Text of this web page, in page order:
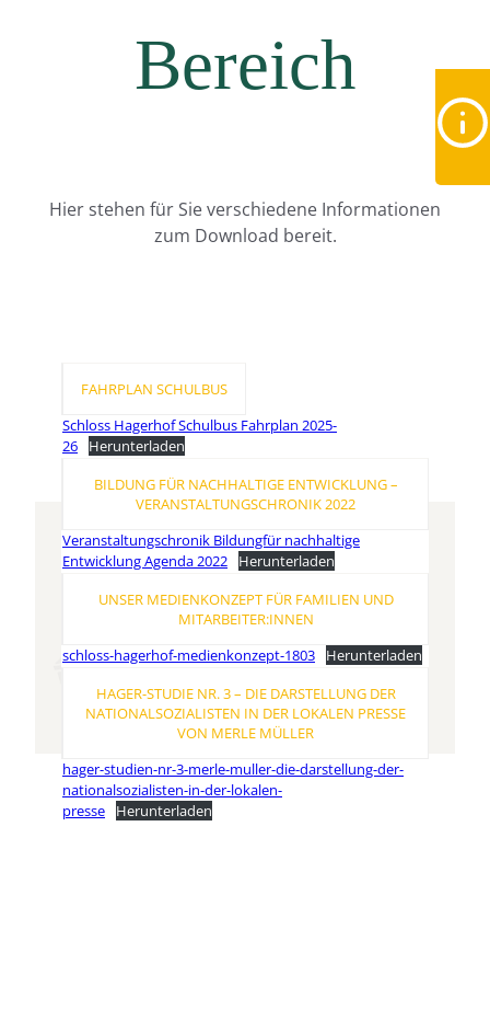
Bereich
Hier stehen für Sie verschiedene Informationen
zum Download bereit.
FAHRPLAN SCHULBUS
Schloss Hagerhof Schulbus Fahrplan 2025-
26
Herunterladen
BILDUNG FÜR NACHHALTIGE ENTWICKLUNG –
VERANSTALTUNGSCHRONIK 2022
Veranstaltungschronik Bildungfür nachhaltige
Entwicklung Agenda 2022
Herunterladen
UNSER MEDIENKONZEPT FÜR FAMILIEN UND
MITARBEITER:INNEN
schloss-hagerhof-medienkonzept-1803
Herunterladen
HAGER-STUDIE NR. 3 – DIE DARSTELLUNG DER
NATIONALSOZIALISTEN IN DER LOKALEN PRESSE
VON MERLE MÜLLER
hager-studien-nr-3-merle-muller-die-darstellung-der-
nationalsozialisten-in-der-lokalen-
presse
Herunterladen